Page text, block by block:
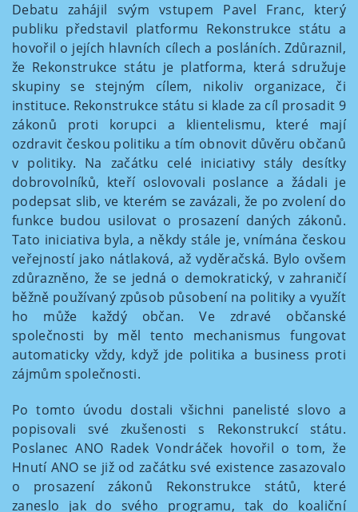
Debatu zahájil svým vstupem Pavel Franc, který
publiku představil platformu Rekonstrukce státu a
hovořil o jejích hlavních cílech a posláních. Zdůraznil,
že Rekonstrukce státu je platforma, která sdružuje
skupiny se stejným cílem, nikoliv organizace, či
instituce. Rekonstrukce státu si klade za cíl prosadit 9
zákonů proti korupci a klientelismu, které mají
ozdravit českou politiku a tím obnovit důvěru občanů
v politiky. Na začátku celé iniciativy stály desítky
dobrovolníků, kteří oslovovali poslance a žádali je
podepsat slib, ve kterém se zavázali, že po zvolení do
funkce budou usilovat o prosazení daných zákonů.
Tato iniciativa byla, a někdy stále je, vnímána českou
veřejností jako nátlaková, až vyděračská. Bylo ovšem
zdůrazněno, že se jedná o demokratický, v zahraničí
běžně používaný způsob působení na politiky a využít
ho může každý občan. Ve zdravé občanské
společnosti by měl tento mechanismus fungovat
automaticky vždy, když jde politika a business proti
zájmům společnosti.
Po tomto úvodu dostali všichni panelisté slovo a
popisovali své zkušenosti s Rekonstrukcí státu.
Poslanec ANO Radek Vondráček hovořil o tom, že
Hnutí ANO se již od začátku své existence zasazovalo
o prosazení zákonů Rekonstrukce států, které
zaneslo jak do svého programu, tak do koaliční